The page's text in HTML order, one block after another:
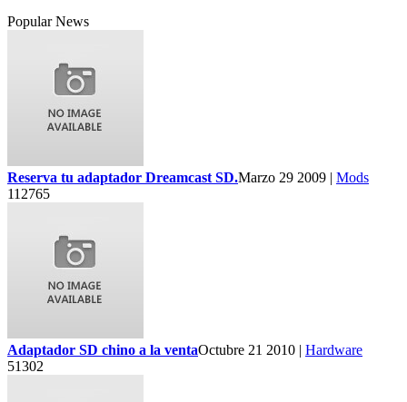
Popular News
Reserva tu adaptador Dreamcast SD.Marzo 29 2009 | Mods
112765
Adaptador SD chino a la ventaOctubre 21 2010 | Hardware
51302